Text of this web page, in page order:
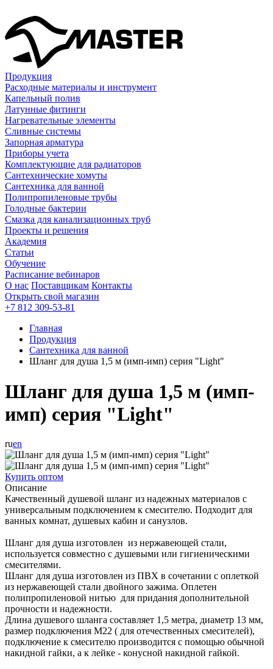
Продукция
Расходные материалы и инструмент
Капельный полив
Латунные фитинги
Нагревательные элементы
Сливные системы
Запорная арматура
Приборы учета
Комплектующие для радиаторов
Сантехнические хомуты
Сантехника для ванной
Полипропиленовые трубы
Голодные бактерии
Смазка для канализационных труб
Проекты и решения
Академия
Статьи
Обучение
Расписание вебинаров
О нас Поставщикам Контакты
Открыть свой магазин
+7 812 309-53-81
Главная
Продукция
Сантехника для ванной
Шланг для душа 1,5 м (имп-имп) серия "Light"
Шланг для душа 1,5 м (имп-
имп) серия "Light"
ruen
Купить оптом
Описание
Качественный душевой шланг из надежных материалов с
универсальным подключением к смесителю. Подходит для
ванных комнат, душевых кабин и санузлов.
Шланг для душа изготовлен из нержавеющей стали,
используется совместно с душевыми или гигиеническими
смесителями.
Шланг для душа изготовлен из ПВХ в сочетании с оплеткой
из нержавеющей стали двойного зажима. Оплетен
полипропиленовой нитью для придания дополнительной
прочности и надежности.
Длина душевого шланга составляет 1,5 метра, диаметр 13 мм,
размер подключения М22 ( для отечественных смесителей),
подключение к смесителю производится с помощью обычной
накидной гайки, а к лейке - конусной накидной гайкой.